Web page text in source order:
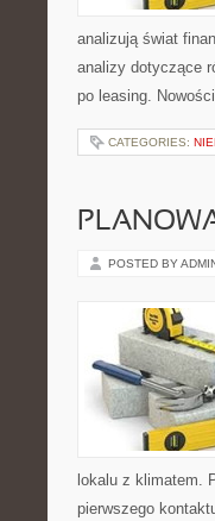
analizują świat
analizy dotyczące
po leasing.
CATEGORIES:
POSTED BY
lokalu z klimatem.
pierwszego